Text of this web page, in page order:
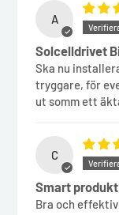
A
Solcelldrivet
Ska nu
tryggare, för
ut somm ett
C
Smart produkt
Bra och